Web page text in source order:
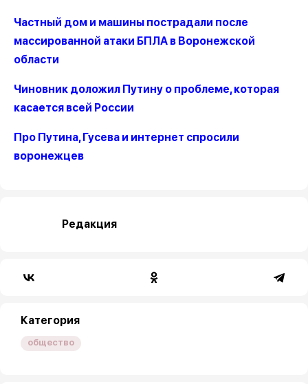
Частный дом и машины пострадали после
массированной атаки БПЛА в Воронежской
области
Чиновник доложил Путину о проблеме, которая
касается всей России
Про Путина, Гусева и интернет спросили
воронежцев
Редакция
Категория
общество